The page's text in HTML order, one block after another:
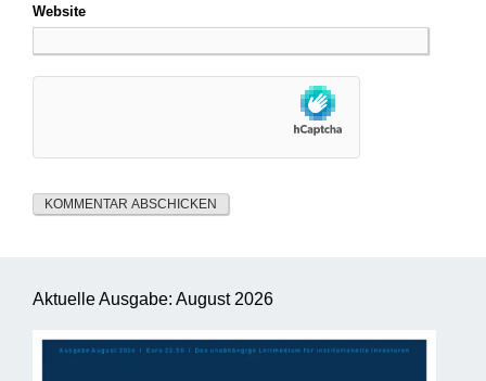
Website
Aktuelle Ausgabe: August 2026